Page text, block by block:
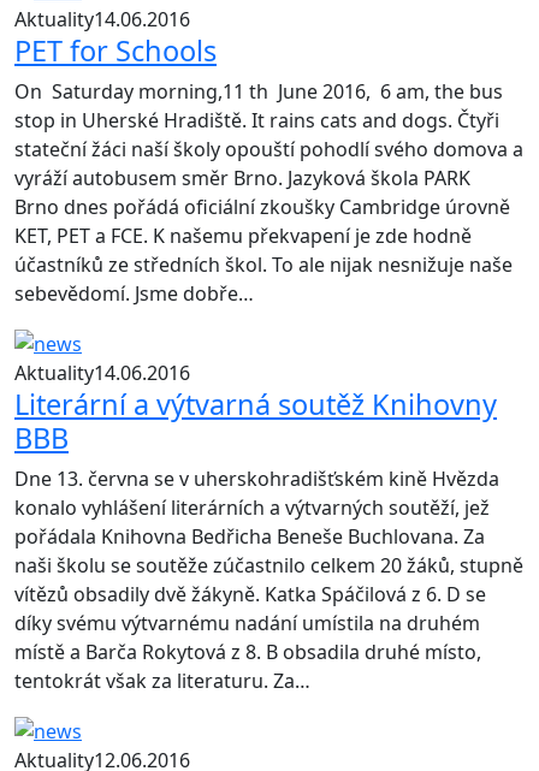
Aktuality14.06.2016
PET for Schools
On Saturday morning,11 th June 2016, 6 am, the bus
stop in Uherské Hradiště. It rains cats and dogs. Čtyři
stateční žáci naší školy opouští pohodlí svého domova a
vyráží autobusem směr Brno. Jazyková škola PARK
Brno dnes pořádá oficiální zkoušky Cambridge úrovně
KET, PET a FCE. K našemu překvapení je zde hodně
účastníků ze středních škol. To ale nijak nesnižuje naše
sebevědomí. Jsme dobře…
Aktuality14.06.2016
Literární a výtvarná soutěž Knihovny
BBB
Dne 13. června se v uherskohradišťském kině Hvězda
konalo vyhlášení literárních a výtvarných soutěží, jež
pořádala Knihovna Bedřicha Beneše Buchlovana. Za
naši školu se soutěže zúčastnilo celkem 20 žáků, stupně
vítězů obsadily dvě žákyně. Katka Spáčilová z 6. D se
díky svému výtvarnému nadání umístila na druhém
místě a Barča Rokytová z 8. B obsadila druhé místo,
tentokrát však za literaturu. Za…
Aktuality12.06.2016